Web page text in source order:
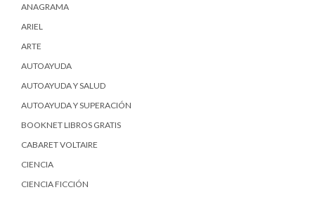
ANAGRAMA
ARIEL
ARTE
AUTOAYUDA
AUTOAYUDA Y SALUD
AUTOAYUDA Y SUPERACIÓN
BOOKNET LIBROS GRATIS
CABARET VOLTAIRE
CIENCIA
CIENCIA FICCIÓN